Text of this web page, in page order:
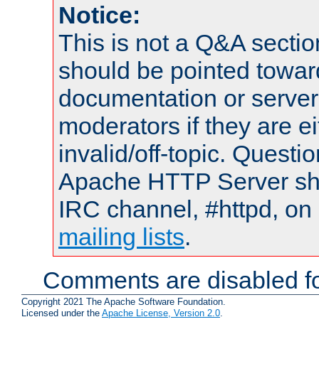
Notice:
This is not a Q&A
should be pointed
documentation or
moderators if they are
invalid/off-topic.
Apache HTTP Server
IRC channel, #httpd,
mailing lists.
Comments are disabled
Copyright 2021 The Apache Software Foundation.
Licensed under the Apache License, Version 2.0.